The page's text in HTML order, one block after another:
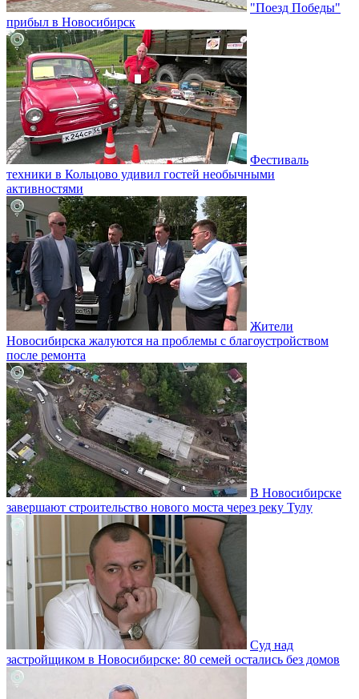
"Поезд Победы"
прибыл в Новосибирск
Фестиваль
техники в Кольцово удивил гостей необычными
активностями
Жители
Новосибирска жалуются на проблемы с благоустройством
после ремонта
В Новосибирске
завершают строительство нового моста через реку Тулу
Суд над
застройщиком в Новосибирске: 80 семей остались без домов